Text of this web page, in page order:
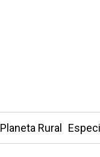
Planeta Rural